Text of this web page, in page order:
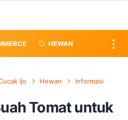
HEWAN
Ijo Hewan Informasi
Tomat untuk